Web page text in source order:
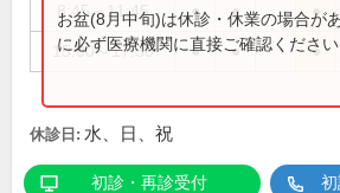
8:45～11:45 ● ● ●
15:00～17:30 ● ● ●
お盆(8月中旬)は休診・休業の場合が
に必ず医療機関に直接ご確認ください
休診日: 水、日、祝
初診・再診受付